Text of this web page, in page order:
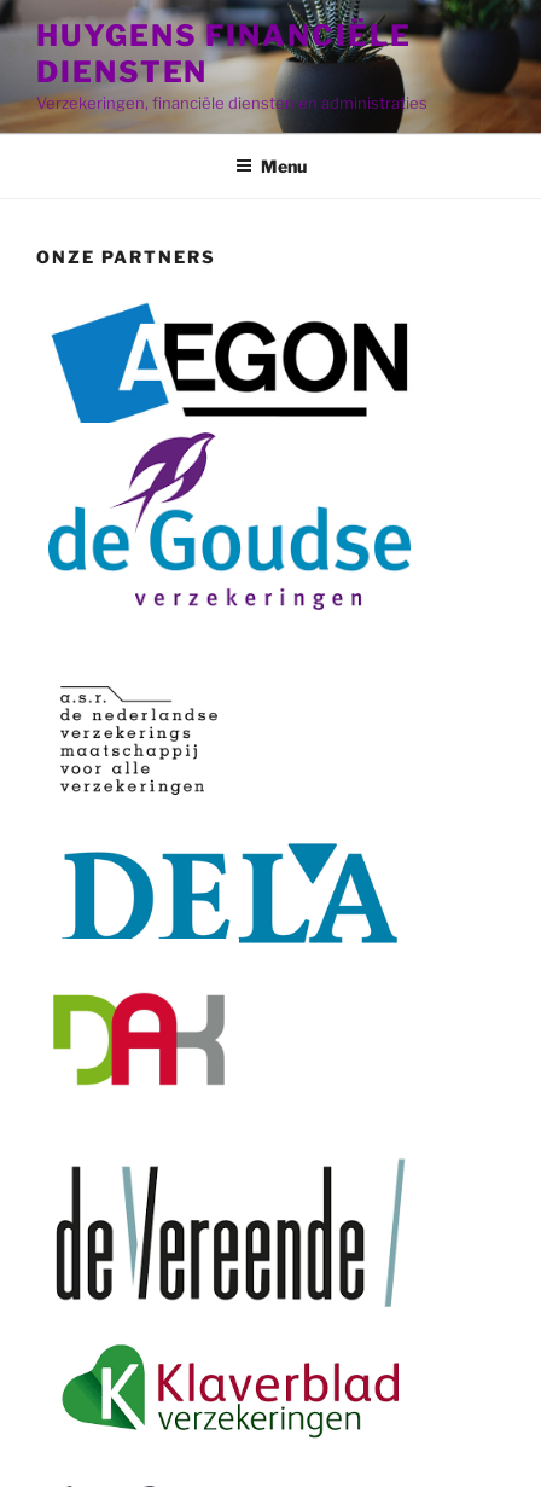
HUYGENS FINANCIËLE
DIENSTEN
Verzekeringen, financiële diensten en administraties
Menu
ONZE PARTNERS